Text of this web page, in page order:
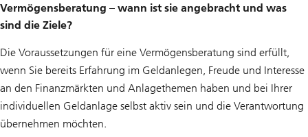
Vermögensberatung – wann ist sie angebracht und was
sind die Ziele?
Die Voraussetzungen für eine Vermögensberatung sind erfüllt,
wenn Sie bereits Erfahrung im Geldanlegen, Freude und Interesse
an den Finanzmärkten und Anlagethemen haben und bei Ihrer
individuellen Geldanlage selbst aktiv sein und die Verantwortung
übernehmen möchten.